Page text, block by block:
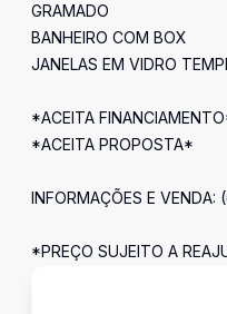
GRAMADO
BANHEIRO COM BOX
JANELAS EM VIDRO
*ACEITA
*ACEITA PROPOSTA*
INFORMAÇÕES E
*PREÇO SUJEITO A